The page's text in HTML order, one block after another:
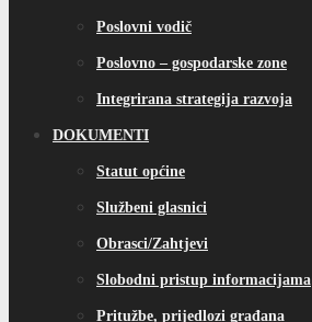
Poslovni vodič
Poslovno – gospodarske zone
Integrirana strategija razvoja
DOKUMENTI
Statut općine
Službeni glasnici
Obrasci/Zahtjevi
Slobodni pristup informacijama
Pritužbe, prijedlozi građana